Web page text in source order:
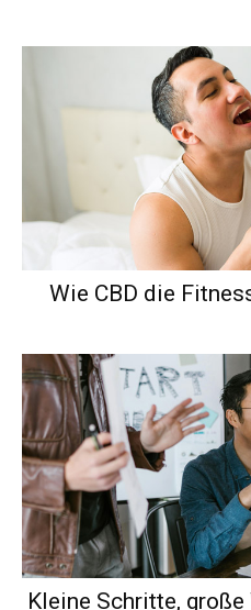
Wie CBD die
Kleine Schritte,